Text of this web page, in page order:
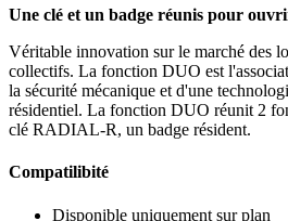
Une clé et un badge réunis pour
Véritable innovation sur le marché des
collectifs. La fonction DUO est
la sécurité mécanique et d'une
résidentiel. La fonction DUO réunit 2
clé RADIAL-R, un badge résident.
Compatilibité
Disponible uniquement sur plan